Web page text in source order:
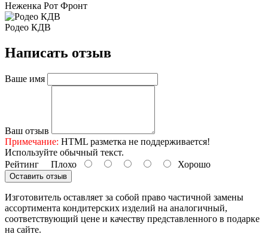
Неженка Рот Фронт
Родео КДВ
Написать отзыв
Ваше имя
Ваш отзыв
Примечание: HTML разметка не поддерживается!
Используйте обычный текст.
Рейтинг Плохо Хорошо
Оставить отзыв
Изготовитель оставляет за собой право частичной замены
ассортимента кондитерских изделий на аналогичный,
соответствующий цене и качеству представленного в подарке
на сайте.